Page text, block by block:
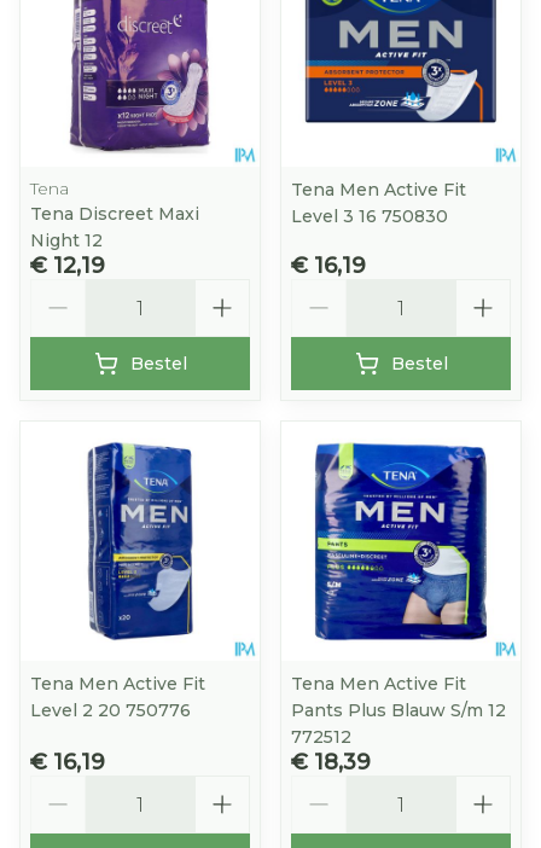
Tena
Tena Discreet Maxi
Night 12
€ 12,19
Bestel
Tena Men Active Fit
Level 3 16 750830
€ 16,19
Bestel
Tena Men Active Fit
Level 2 20 750776
€ 16,19
Tena Men Active Fit
Pants Plus Blauw S/m 12
772512
€ 18,39